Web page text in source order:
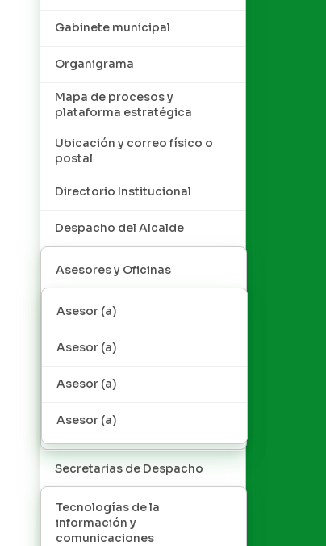
Gabinete municipal
Organigrama
Mapa de procesos y
plataforma estratégica
Ubicación y correo físico o
postal
Directorio Institucional
Despacho del Alcalde
Asesores y Oficinas
Asesor (a)
Asesor (a)
Asesor (a)
Asesor (a)
Secretarias de Despacho
Tecnologías de la
información y
comunicaciones